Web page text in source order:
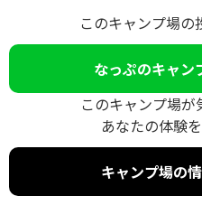
このキャンプ場の
なっぷのキャン
このキャンプ場
あなたの体験
キャンプ場の